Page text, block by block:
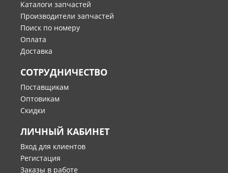
Каталоги запчастей
Производители запчастей
Поиск по номеру
Оплата
Доставка
СОТРУДНИЧЕСТВО
Поставщикам
Оптовикам
Скидки
ЛИЧНЫЙ КАБИНЕТ
Вход для клиентов
Регистация
Заказы в работе